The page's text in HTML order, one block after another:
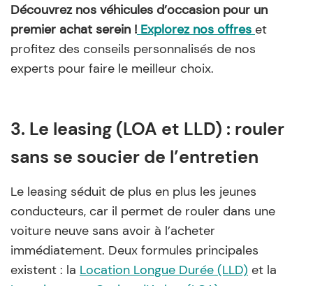
Découvrez nos véhicules d’occasion pour un
premier achat serein ! Explorez nos offres et
profitez des conseils personnalisés de nos
experts pour faire le meilleur choix.
3. Le leasing (LOA et LLD) : rouler
sans se soucier de l’entretien
Le leasing séduit de plus en plus les jeunes
conducteurs, car il permet de rouler dans une
voiture neuve sans avoir à l’acheter
immédiatement. Deux formules principales
existent : la Location Longue Durée (LLD) et la